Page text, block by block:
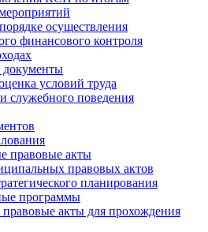
осуществления
финансового контроля
условий труда
служебного поведения
правовые акты
правовых актов
планирования
программы
акты для прохождения